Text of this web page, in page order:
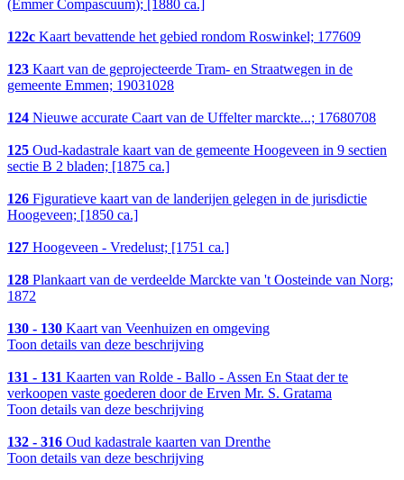
(Emmer Compascuum); [1880 ca.]
122c Kaart bevattende het gebied rondom Roswinkel; 177609
123 Kaart van de geprojecteerde Tram- en Straatwegen in de
gemeente Emmen; 19031028
124 Nieuwe accurate Caart van de Uffelter marckte...; 17680708
125 Oud-kadastrale kaart van de gemeente Hoogeveen in 9 sectien
sectie B 2 bladen; [1875 ca.]
126 Figuratieve kaart van de landerijen gelegen in de jurisdictie
Hoogeveen; [1850 ca.]
127 Hoogeveen - Vredelust; [1751 ca.]
128 Plankaart van de verdeelde Marckte van 't Oosteinde van Norg;
1872
130 - 130 Kaart van Veenhuizen en omgeving
Toon details van deze beschrijving
131 - 131 Kaarten van Rolde - Ballo - Assen En Staat der te
verkoopen vaste goederen door de Erven Mr. S. Gratama
Toon details van deze beschrijving
132 - 316 Oud kadastrale kaarten van Drenthe
Toon details van deze beschrijving